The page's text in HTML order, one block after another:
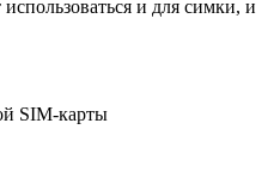
и для симки, и
SIM-карты